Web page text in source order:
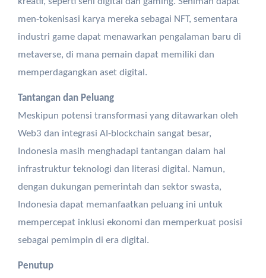
men-tokenisasi karya mereka sebagai NFT, sementara
industri game dapat menawarkan pengalaman baru di
metaverse, di mana pemain dapat memiliki dan
memperdagangkan aset digital.
Tantangan dan Peluang
Meskipun potensi transformasi yang ditawarkan oleh
Web3 dan integrasi AI-blockchain sangat besar,
Indonesia masih menghadapi tantangan dalam hal
infrastruktur teknologi dan literasi digital. Namun,
dengan dukungan pemerintah dan sektor swasta,
Indonesia dapat memanfaatkan peluang ini untuk
mempercepat inklusi ekonomi dan memperkuat posisi
sebagai pemimpin di era digital.
Penutup